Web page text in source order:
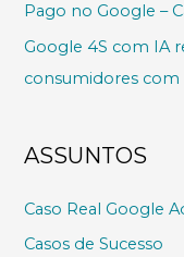
Pago no Google –
Google 4S com IA
consumidores
ASSUNTOS
Caso Real Google
Casos de Sucesso